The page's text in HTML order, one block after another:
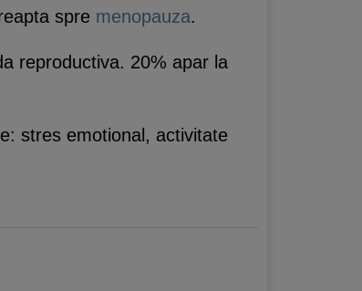
spre menopauza.
reproductiva. 20% apar la
stres emotional, activitate